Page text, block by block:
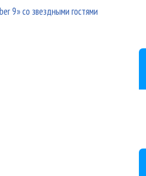
9» со звездными гостями